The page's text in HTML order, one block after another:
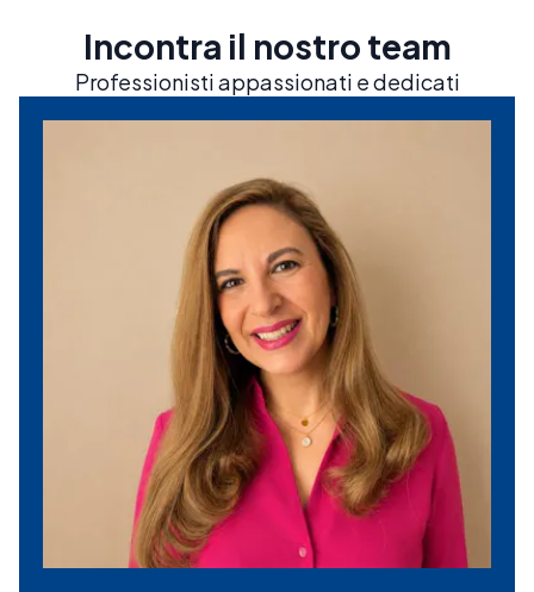
Incontra il nostro team
Professionisti appassionati e dedicati